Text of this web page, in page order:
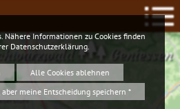
Geniessen
Nähere Informationen zu Cookies finden
Datenschutzerklärung
Alle Cookies ablehnen
meine Entscheidung speichern *